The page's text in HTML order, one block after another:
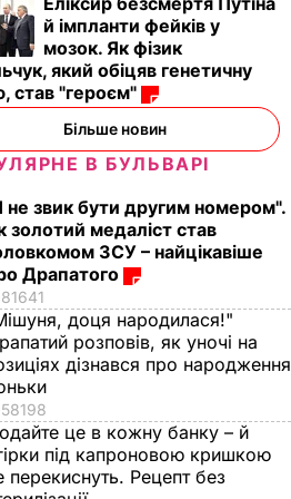
не це закуска з
ресторану. Як
приготувати ніжні
баклажанні
рулетики без зайвого
жиру
й імпланти фейків у
мозок. Як фізик
який обіцяв генетичну
став "героєм"
Більше новин
В БУЛЬВАРІ
не звик бути другим номером".
золотий медаліст став
ЗСУ – найцікавіше
Драпатого
81641
доця народилася!"
розповів, як уночі на
дізнався про народження
58198
це в кожну банку – й
під капроновою кришкою
перекиснуть. Рецепт без